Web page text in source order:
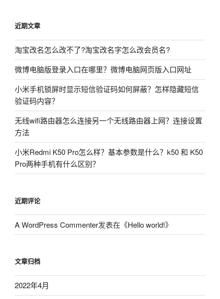
近期文章
淘宝改名怎么改不了?淘宝改名字怎么改会员名?
微博电脑版登录入口在哪里？微博电脑网页版入口网址
小米手机锁屏时显示短信验证码如何屏蔽？怎样隐藏短信
验证码内容？
无线wifi路由器怎么连接另一个无线路由器上网？连接设置
方法
小米Redmi K50 Pro怎么样？基本参数是什么？k50 和 K50
Pro两种手机有什么区别？
近期评论
A WordPress Commenter发表在《Hello world!》
文章归档
2022年4月